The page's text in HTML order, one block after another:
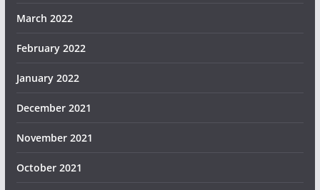
March 2022
February 2022
January 2022
December 2021
November 2021
October 2021